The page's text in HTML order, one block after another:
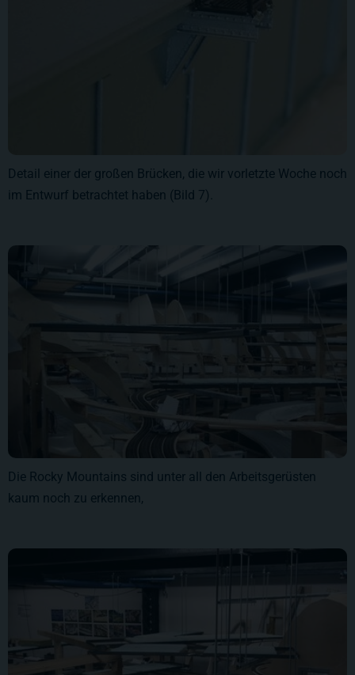
Detail einer der großen Brücken, die wir vorletzte Woche noch
im Entwurf betrachtet haben (Bild 7).
Die Rocky Mountains sind unter all den Arbeitsgerüsten
kaum noch zu erkennen,